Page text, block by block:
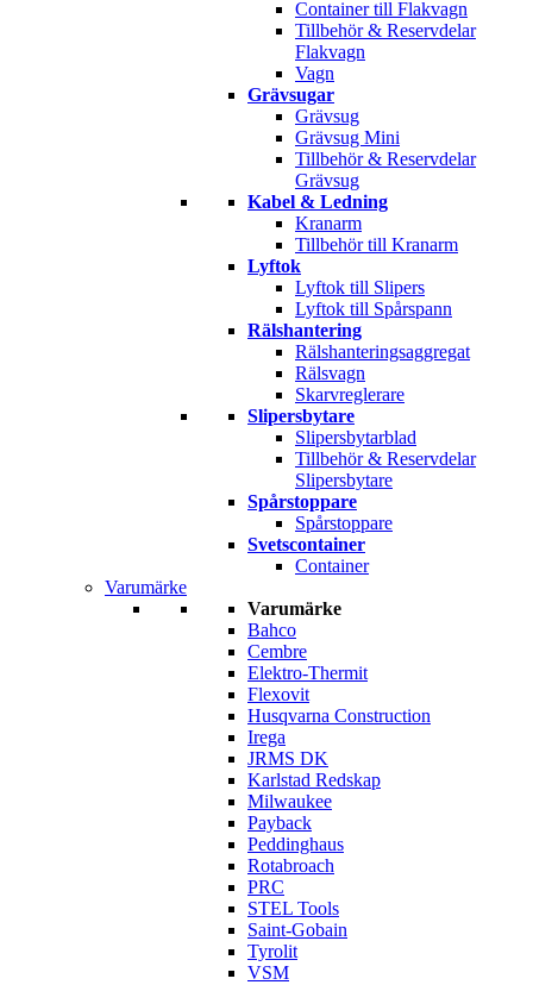
Container till Flakvagn
Tillbehör & Reservdelar
Flakvagn
Vagn
Grävsugar
Grävsug
Grävsug Mini
Tillbehör & Reservdelar
Grävsug
Kabel & Ledning
Kranarm
Tillbehör till Kranarm
Lyftok
Lyftok till Slipers
Lyftok till Spårspann
Rälshantering
Rälshanteringsaggregat
Rälsvagn
Skarvreglerare
Slipersbytare
Slipersbytarblad
Tillbehör & Reservdelar
Slipersbytare
Spårstoppare
Spårstoppare
Svetscontainer
Container
Varumärke
Varumärke
Bahco
Cembre
Elektro-Thermit
Flexovit
Husqvarna Construction
Irega
JRMS DK
Karlstad Redskap
Milwaukee
Payback
Peddinghaus
Rotabroach
PRC
STEL Tools
Saint-Gobain
Tyrolit
VSM